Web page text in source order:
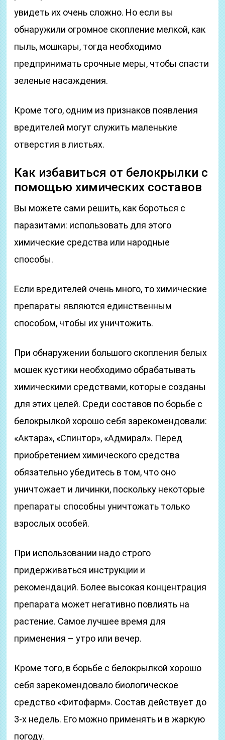
увидеть их очень сложно. Но если вы
обнаружили огромное скопление мелкой, как
пыль, мошкары, тогда необходимо
предпринимать срочные меры, чтобы спасти
зеленые насаждения.
Кроме того, одним из признаков появления
вредителей могут служить маленькие
отверстия в листьях.
Как избавиться от белокрылки с
помощью химических составов
Вы можете сами решить, как бороться с
паразитами: использовать для этого
химические средства или народные
способы.
Если вредителей очень много, то химические
препараты являются единственным
способом, чтобы их уничтожить.
При обнаружении большого скопления белых
мошек кустики необходимо обрабатывать
химическими средствами, которые созданы
для этих целей. Среди составов по борьбе с
белокрылкой хорошо себя зарекомендовали:
«Актара», «Спинтор», «Адмирал». Перед
приобретением химического средства
обязательно убедитесь в том, что оно
уничтожает и личинки, поскольку некоторые
препараты способны уничтожать только
взрослых особей.
При использовании надо строго
придерживаться инструкции и
рекомендаций. Более высокая концентрация
препарата может негативно повлиять на
растение. Самое лучшее время для
применения – утро или вечер.
Кроме того, в борьбе с белокрылкой хорошо
себя зарекомендовало биологическое
средство «Фитофарм». Состав действует до
3-х недель. Его можно применять и в жаркую
погоду.